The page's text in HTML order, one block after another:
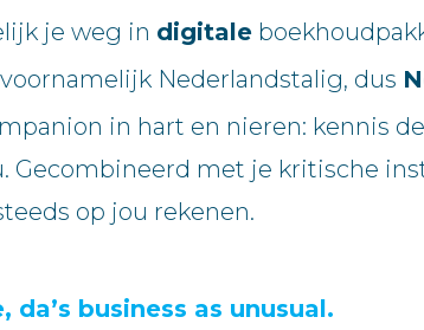
je weg in digitale
Nederlandstalig, dus
in hart en nieren: kennis
Gecombineerd met je kritische
op jou rekenen.
da’s business as unusual.